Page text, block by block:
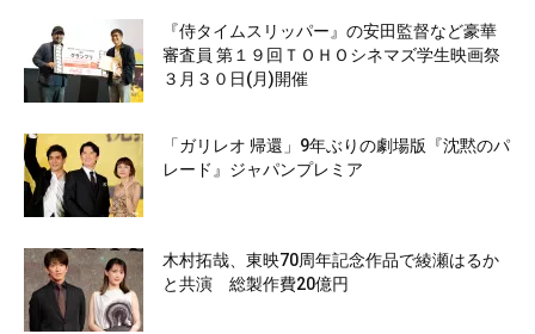
『侍タイムスリッパー』の安田監督など豪華
審査員 第１９回ＴＯＨＯシネマズ学生映画祭
３月３０日(月)開催
「ガリレオ 帰還」9年ぶりの劇場版『沈黙のパ
レード』ジャパンプレミア
木村拓哉、東映70周年記念作品で綾瀬はるか
と共演 総製作費20億円